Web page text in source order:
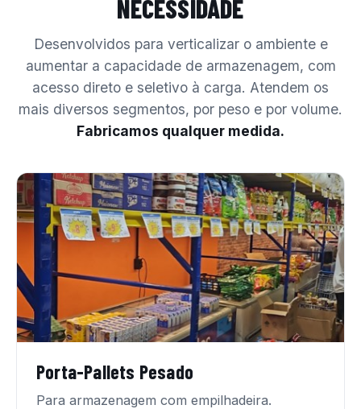
NECESSIDADE
Desenvolvidos para verticalizar o ambiente e
aumentar a capacidade de armazenagem, com
acesso direto e seletivo à carga. Atendem os
mais diversos segmentos, por peso e por volume.
Fabricamos qualquer medida.
Porta-Pallets Pesado
Para armazenagem com empilhadeira.